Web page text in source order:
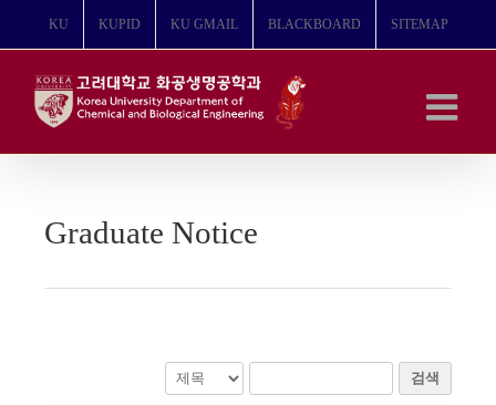
뛰
KU KUPID KU GMAIL BLACKBOARD SITEMAP
Graduate Notice
검색